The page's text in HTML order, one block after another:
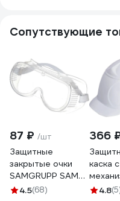
Сопутствующие
87 ₽ /шт
Защитные
закрытые очки
SAMGRUPP SAMC-
073000001
4.5(68)
366
каска
4.8